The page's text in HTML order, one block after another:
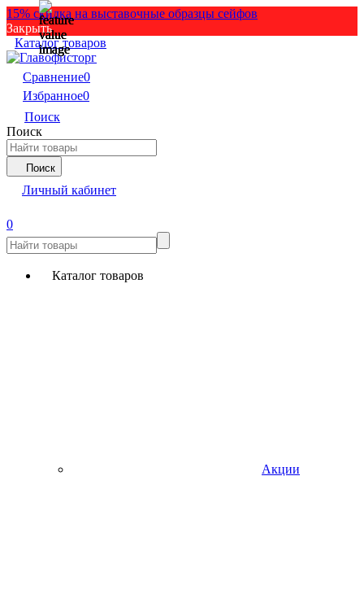
15% скидка на выставочные образцы сейфов
Закрыть
Каталог товаров
Сравнение0
Избранное0
Поиск
Поиск
Поиск
Личный кабинет
0
Каталог товаров
Акции